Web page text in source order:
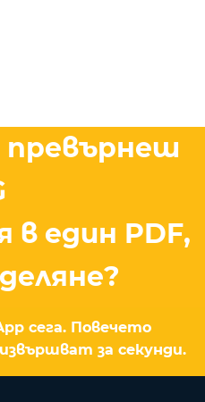
превърнеш
в един PDF,
сега. Повечето
за секунди.